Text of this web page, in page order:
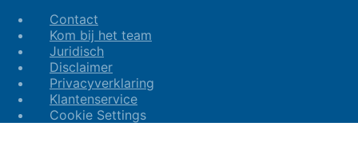
Contact
Kom bij het team
Juridisch
Disclaimer
Privacyverklaring
Klantenservice
Cookie Settings